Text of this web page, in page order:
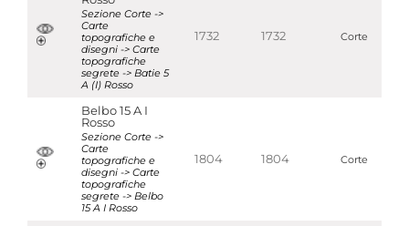
Sezione Corte ->
Carte
topografiche e
disegni -> Carte
topografiche
segrete -> Batie 5
A (I) Rosso
1732 1732 Corte
Belbo 15 A I
Rosso
Sezione Corte ->
Carte
topografiche e
disegni -> Carte
topografiche
segrete -> Belbo
15 A I Rosso
1804 1804 Corte